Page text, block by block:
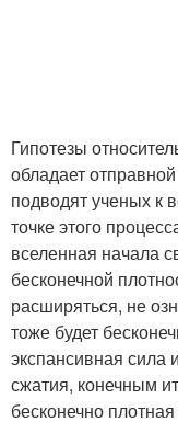
Гипотезы
обладает
подводят ученых к
точке этого
вселенная начала
бесконечной
расширяться, не
тоже будет
экспансивная сила
сжатия, конечным
бесконечно плотная